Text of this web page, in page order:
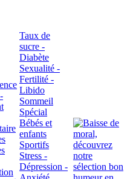
Taux de
sucre -
Diabète
Sexualité -
Fertilité -
Libido
Sommeil
Spécial
Bébés et
enfants
Sportifs
Stress -
Dépression -